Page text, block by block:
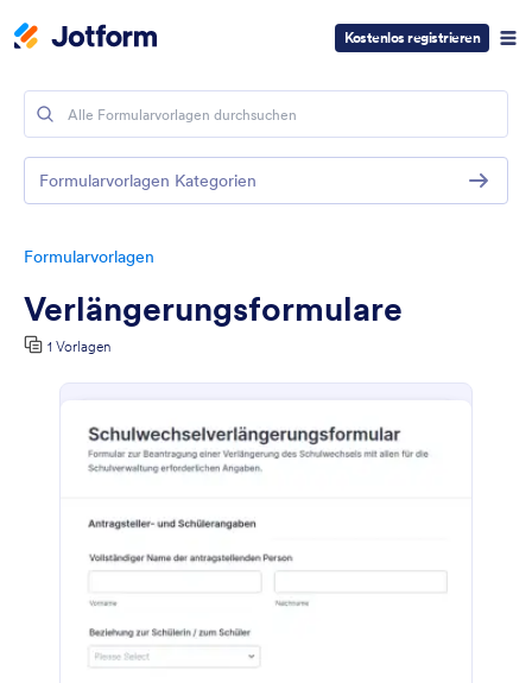
Kostenlos registrieren
Formularvorlagen
Verlängerungsformulare
1 Vorlagen
Formularvorlagen Kategorien